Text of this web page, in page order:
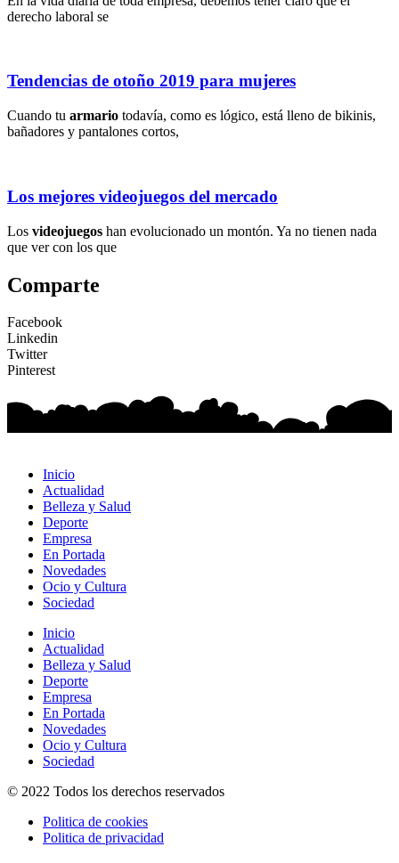
derecho laboral se
Tendencias de otoño 2019 para mujeres
Cuando tu armario todavía, como es lógico, está lleno de bikinis,
bañadores y pantalones cortos,
Los mejores videojuegos del mercado
Los videojuegos han evolucionado un montón. Ya no tienen nada
que ver con los que
Comparte
Facebook
Linkedin
Twitter
Pinterest
Inicio
Actualidad
Belleza y Salud
Deporte
Empresa
En Portada
Novedades
Ocio y Cultura
Sociedad
Inicio
Actualidad
Belleza y Salud
Deporte
Empresa
En Portada
Novedades
Ocio y Cultura
Sociedad
© 2022 Todos los derechos reservados
Politica de cookies
Politica de privacidad